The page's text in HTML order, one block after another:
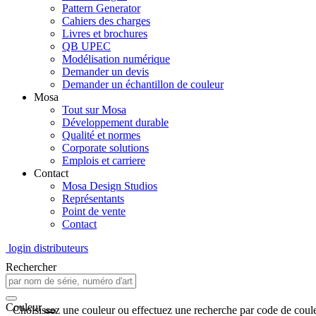
Pattern Generator
Cahiers des charges
Livres et brochures
QB UPEC
Modélisation numérique
Demander un devis
Demander un échantillon de couleur
Mosa
Tout sur Mosa
Développement durable
Qualité et normes
Corporate solutions
Emplois et carriere
Contact
Mosa Design Studios
Représentants
Point de vente
Contact
login distributeurs
Rechercher
Couleur
Choisissez une couleur ou effectuez une recherche par code de